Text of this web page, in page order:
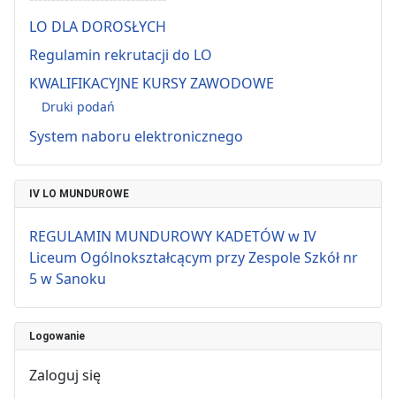
LO DLA DOROSŁYCH
Regulamin rekrutacji do LO
KWALIFIKACYJNE KURSY ZAWODOWE
Druki podań
System naboru elektronicznego
IV LO MUNDUROWE
REGULAMIN MUNDUROWY KADETÓW w IV
Liceum Ogólnokształcącym przy Zespole Szkół nr
5 w Sanoku
Logowanie
Zaloguj się